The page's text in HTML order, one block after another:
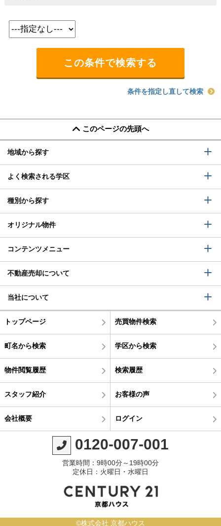
条件を指定し直して検索
このページの先頭へ
地域から探す
よく検索される学区
種別から探す
オリジナル物件
コンテンツメニュー
不動産売却について
当社について
トップページ 売買物件検索
町名から検索 学区から検索
物件閲覧履歴 検索履歴
スタッフ紹介 お客様の声
会社概要 ログイン
0120-007-001
営業時間：9時00分～19時00分
定休日：火曜日・水曜日
©株式会社 京都ハウス